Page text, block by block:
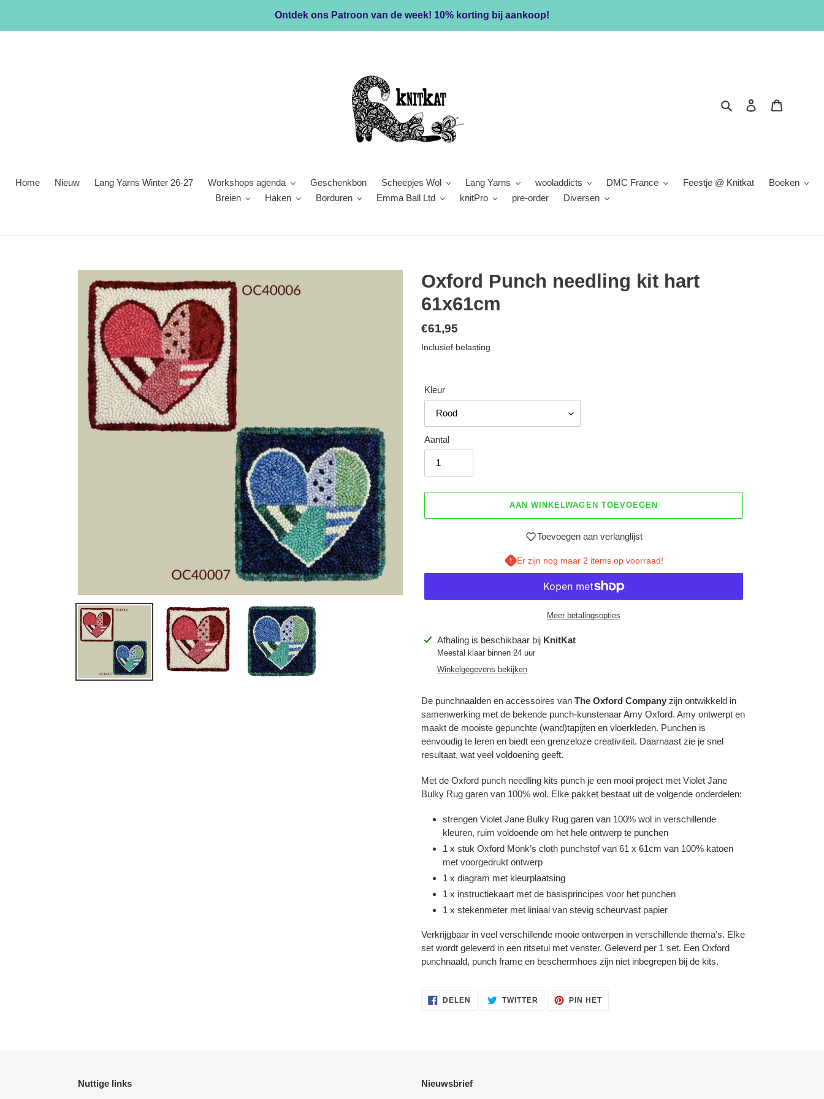
de
Ontdek ons Patroon van de week! 10% korting bij aankoop!
Zoeken Inloggen
Home Nieuw Lang Yarns Winter 26-27 Workshops agenda Geschenkbon Scheepjes Wol Lang Yarns wooladdicts DMC France Feestje @ Knitkat
Boeken
Breien
Haken Borduren Emma Ball Ltd knitPro pre-order Diversen
Oxford Punch needling kit hart
61x61cm
Normale
prijs
€61,95
Inclusief belasting
Kleur
Aantal
AAN WINKELWAGEN TOEVOEGEN
Toevoegen aan verlanglijst
Er zijn nog maar 2 items op voorraad!
Meer betalingsopties
Product
toegevoegen
Afhaling is beschikbaar bij KnitKat
Meestal klaar binnen 24 uur
Winkelgegevens bekijken
De punchnaalden en accessoires van The Oxford Company zijn ontwikkeld in
samenwerking met de bekende punch-kunstenaar Amy Oxford. Amy ontwerpt en
maakt de mooiste gepunchte (wand)tapijten en vloerkleden. Punchen is
eenvoudig te leren en biedt een grenzeloze creativiteit. Daarnaast zie je snel
resultaat, wat veel voldoening geeft.
Met de Oxford punch needling kits punch je een mooi project met Violet Jane
Bulky Rug garen van 100% wol. Elke pakket bestaat uit de volgende onderdelen:
strengen Violet Jane Bulky Rug garen van 100% wol in verschillende
kleuren, ruim voldoende om het hele ontwerp te punchen
1 x stuk Oxford Monk’s cloth punchstof van 61 x 61cm van 100% katoen
met voorgedrukt ontwerp
1 x diagram met kleurplaatsing
1 x instructiekaart met de basisprincipes voor het punchen
1 x stekenmeter met liniaal van stevig scheurvast papier
Verkrijgbaar in veel verschillende mooie ontwerpen in verschillende thema’s. Elke
set wordt geleverd in een ritsetui met venster. Geleverd per 1 set. Een Oxford
punchnaald, punch frame en beschermhoes zijn niet inbegrepen bij de kits.
DELEN DELEN TWITTER TWITTEREN
OP
PIN HETPINNEN
Nuttige links Nieuwsbrief
voegen en uw eerder opgeslagen artikelen te bekijken.